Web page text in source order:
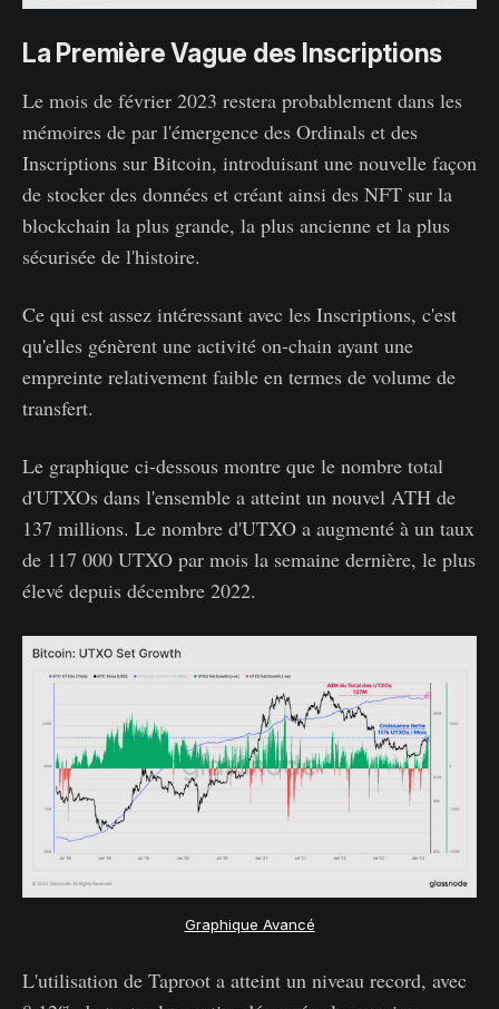
La Première Vague des Inscriptions
Le mois de février 2023 restera probablement dans les
mémoires de par l'émergence des Ordinals et des
Inscriptions sur Bitcoin, introduisant une nouvelle façon
de stocker des données et créant ainsi des NFT sur la
blockchain la plus grande, la plus ancienne et la plus
sécurisée de l'histoire.
Ce qui est assez intéressant avec les Inscriptions, c'est
qu'elles génèrent une activité on-chain ayant une
empreinte relativement faible en termes de volume de
transfert.
Le graphique ci-dessous montre que le nombre total
d'UTXOs dans l'ensemble a atteint un nouvel ATH de
137 millions. Le nombre d'UTXO a augmenté à un taux
de 117 000 UTXO par mois la semaine dernière, le plus
élevé depuis décembre 2022.
Graphique Avancé
L'utilisation de Taproot a atteint un niveau record, avec